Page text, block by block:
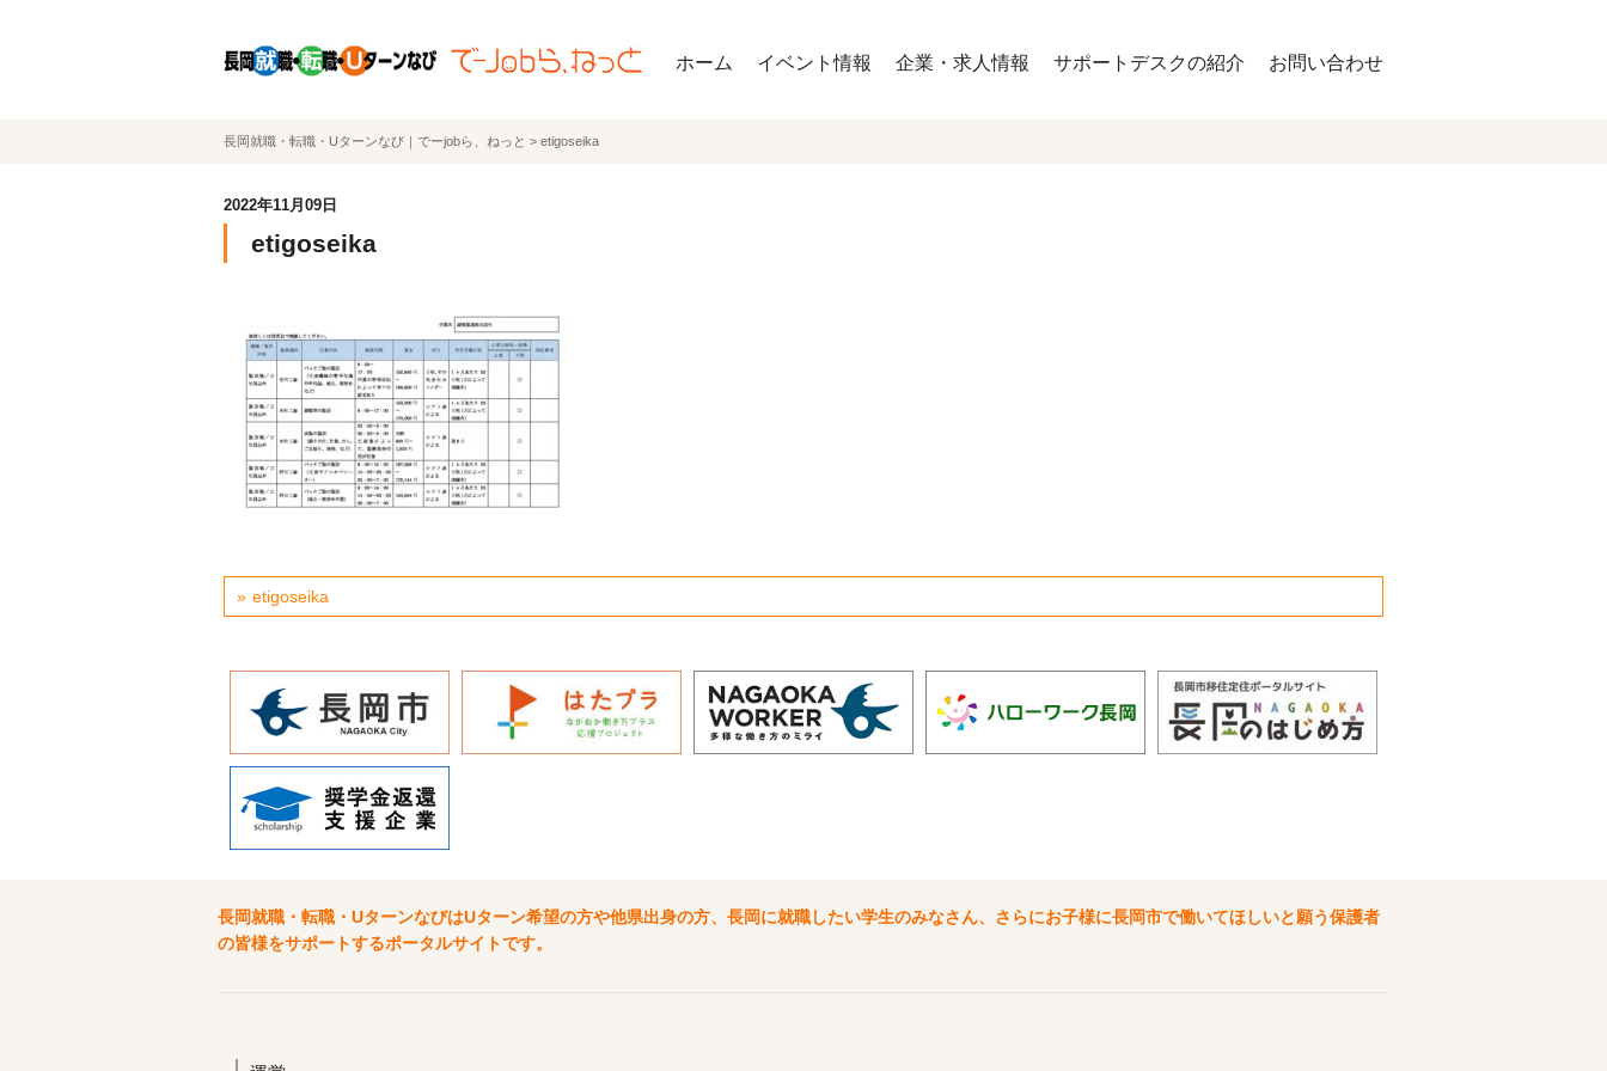
ホーム イベント情報 企業・求人情報 サポートデスクの紹介 お問い合わせ
長岡就職・転職・Uターンなび｜でーjobら、ねっと > etigoseika
2022年11月09日
etigoseika
etigoseika
長岡就職・転職・UターンなびはUターン希望の方や他県出身の方、長岡に就職したい学生のみなさん、さらにお子様に長岡市で働いてほしいと願う保護者
の皆様をサポートするポータルサイトです。